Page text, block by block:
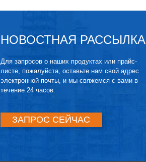
НОВОСТНАЯ РАССЫЛКА
Для запросов о наших продуктах или прайс-
листе, пожалуйста, оставьте нам свой адрес
электронной почты, и мы свяжемся с вами в
течение 24 часов.
ЗАПРОС СЕЙЧАС